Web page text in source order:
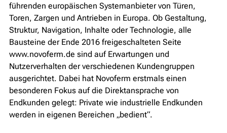
führenden europäischen Systemanbieter von Türen,
Toren, Zargen und Antrieben in Europa. Ob Gestaltung,
Struktur, Navigation, Inhalte oder Technologie, alle
Bausteine der Ende 2016 freigeschalteten Seite
www.novoferm.de sind auf Erwartungen und
Nutzerverhalten der verschiedenen Kundengruppen
ausgerichtet. Dabei hat Novoferm erstmals einen
besonderen Fokus auf die Direktansprache von
Endkunden gelegt: Private wie industrielle Endkunden
werden in eigenen Bereichen „bedient“.